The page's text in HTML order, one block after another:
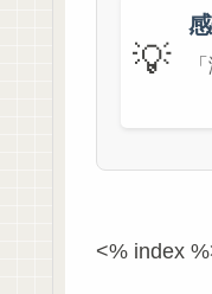
💡
<% index